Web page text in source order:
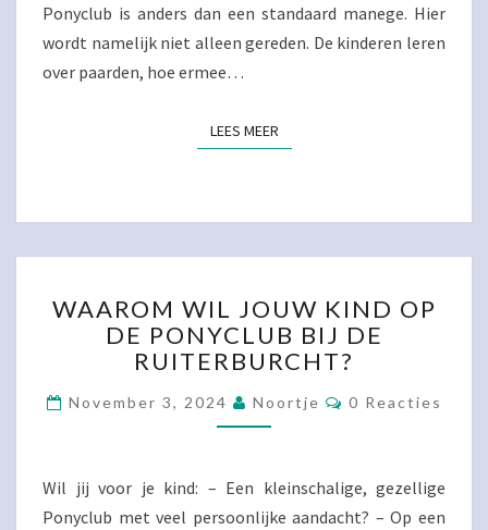
Ponyclub is anders dan een standaard manege. Hier
wordt namelijk niet alleen gereden. De kinderen leren
over paarden, hoe ermee…
LEES MEERLEES MEER
WIL
JOUW
KIND
DE
PONYCLUB
DE
RUITERBURCHT?
WAAROM WIL JOUW KIND OP
DE PONYCLUB BIJ DE
RUITERBURCHT?
November 3, 2024 Noortje Reacties
0 Reacties
Wil jij voor je kind: – Een kleinschalige, gezellige
Ponyclub met veel persoonlijke aandacht? – Op een